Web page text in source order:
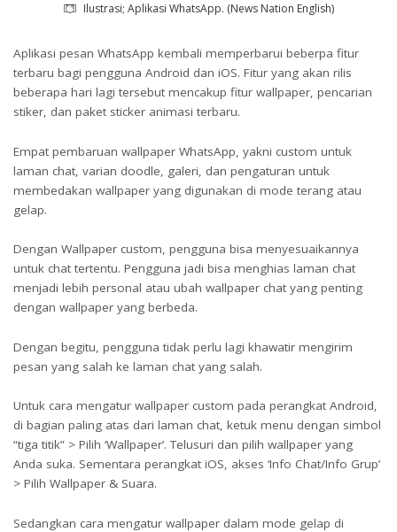
Ilustrasi; Aplikasi WhatsApp. (News Nation English)
Aplikasi pesan WhatsApp kembali memperbarui beberpa fitur
terbaru bagi pengguna Android dan iOS. Fitur yang akan rilis
beberapa hari lagi tersebut mencakup fitur wallpaper, pencarian
stiker, dan paket sticker animasi terbaru.
Empat pembaruan wallpaper WhatsApp, yakni custom untuk
laman chat, varian doodle, galeri, dan pengaturan untuk
membedakan wallpaper yang digunakan di mode terang atau
gelap.
Dengan Wallpaper custom, pengguna bisa menyesuaikannya
untuk chat tertentu. Pengguna jadi bisa menghias laman chat
menjadi lebih personal atau ubah wallpaper chat yang penting
dengan wallpaper yang berbeda.
Dengan begitu, pengguna tidak perlu lagi khawatir mengirim
pesan yang salah ke laman chat yang salah.
Untuk cara mengatur wallpaper custom pada perangkat Android,
di bagian paling atas dari laman chat, ketuk menu dengan simbol
“tiga titik” > Pilih ‘Wallpaper’. Telusuri dan pilih wallpaper yang
Anda suka. Sementara perangkat iOS, akses ‘Info Chat/Info Grup’
> Pilih Wallpaper & Suara.
Sedangkan cara mengatur wallpaper dalam mode gelap di